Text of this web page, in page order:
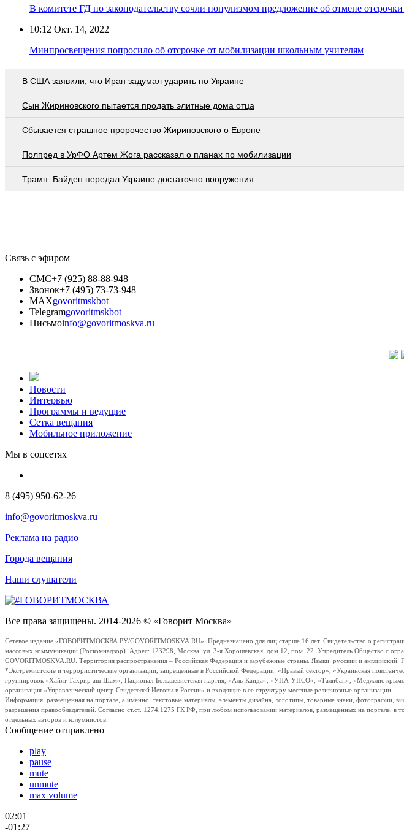
В комитете ГД по законодательству сочли популизмом предложение об отмене отсрочки
10:12 Окт. 14, 2022
Минпросвещения попросило об отсрочке от мобилизации школьным учителям
В США заявили, что Иран задумал ударить по Украине
Сын Жириновского пытается продать элитные дома отца
Сбывается страшное пророчество Жириновского о Европе
Полпред в УрФО Артем Жога рассказал о планах по мобилизации
Трамп: Байден передал Украине достаточно вооружения
Связь с эфиром
СМС+7 (925) 88-88-948
Звонок+7 (495) 73-73-948
MAXgovoritmskbot
Telegramgovoritmskbot
Письмоinfo@govoritmoskva.ru
Новости
Интервью
Программы и ведущие
Сетка вещания
Мобильное приложение
Мы в соцсетях
8 (495) 950-62-26
info@govoritmoskva.ru
Реклама на радио
Города вещания
Наши слушатели
Все права защищены. 2014-2026 © «Говорит Москва»
Сетевое издание «ГОВОРИТМОСКВА.РУ/GOVORITMOSKVA.RU». Предназначено для лиц старше 16 лет. Свидетельство о
массовых коммуникаций (Роскомнадзор). Адрес: 123298, Москва, ул. 3-я Хорошевская, дом 12, пом. 22. Учредитель Общество с
GOVORITMOSKVA.RU. Территория распространения – Российская Федерация и зарубежные страны. Языки: русский и
*Экстремистские и террористические организации, запрещенные в Российской Федерации: «Правый сектор», «Украинская
группировок «Хайят Тахрир аш-Шам», Национал-Большевистская партия, «Аль-Каида», «УНА-УНСО», «Талибан», «Меджлис
организация «Управленческий центр Свидетелей Иеговы в России» и входящие в ее структуру местные религиозные организации.
Информация, размещенная на портале, а именно: текстовые материалы, элементы дизайна, логотипы, товарные знаки,
разрешения правообладателей. Согласно ст.ст. 1274,1275 ГК РФ, при любом использовании материалов, размещенных на портале,
отдельных авторов и колумнистов.
Сообщение отправлено
play
pause
mute
unmute
max volume
02:01
-01:27